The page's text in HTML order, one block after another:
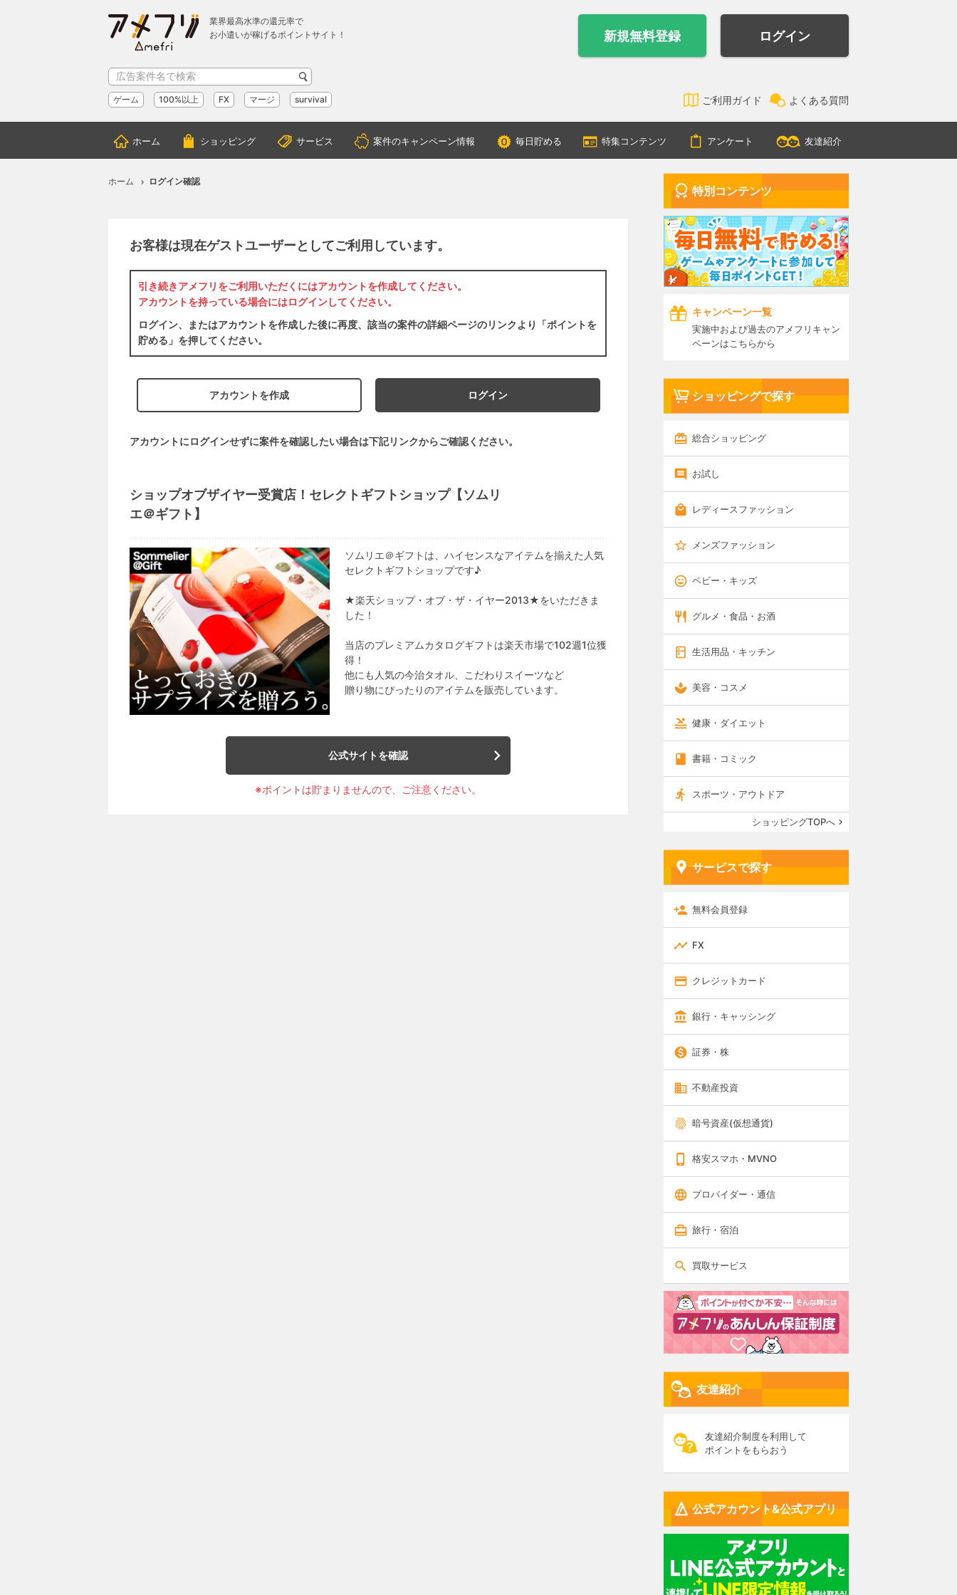
業界最高水準の還元率で
お小遣いが稼げるポイントサイト！
新規無料登録 ログイン
ゲーム 100%以上 FX マージ survival ご利用ガイド よくある質問
ホーム ショッピング サービス 案件のキャンペーン情報 毎日貯める 特集コンテンツ アンケート 友達紹介
ホーム ログイン確認
お客様は現在ゲストユーザーとしてご利用しています。
引き続きアメフリをご利用いただくにはアカウントを作成してください。
アカウントを持っている場合にはログインしてください。
ログイン、またはアカウントを作成した後に再度、該当の案件の詳細ページのリンクより「ポイントを
貯める」を押してください。
アカウントを作成 ログイン
アカウントにログインせずに案件を確認したい場合は下記リンクからご確認ください。
ショップオブザイヤー受賞店！セレクトギフトショップ【ソムリ
エ＠ギフト】
ソムリエ＠ギフトは、ハイセンスなアイテムを揃えた人気
セレクトギフトショップです♪
★楽天ショップ・オブ・ザ・イヤー2013★をいただきま
した！
当店のプレミアムカタログギフトは楽天市場で102週1位獲
得！
他にも人気の今治タオル、こだわりスイーツなど
贈り物にぴったりのアイテムを販売しています。
公式サイトを確認
※ポイントは貯まりませんので、ご注意ください。
特別コンテンツ
キャンペーン一覧
実施中および過去のアメフリキャン
ペーンはこちらから
ショッピングで探す
総合ショッピング
お試し
レディースファッション
メンズファッション
ベビー・キッズ
グルメ・食品・お酒
生活用品・キッチン
美容・コスメ
健康・ダイエット
書籍・コミック
スポーツ・アウトドア
ショッピングTOPへ
サービスで探す
無料会員登録
FX
クレジットカード
銀行・キャッシング
証券・株
不動産投資
暗号資産(仮想通貨)
格安スマホ・MVNO
プロバイダー・通信
旅行・宿泊
買取サービス
友達紹介
友達紹介制度を利用して
ポイントをもらおう
公式アカウント&公式アプリ